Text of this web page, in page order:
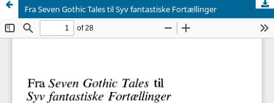
Fra Seven Gothic Tales til Syv fantastiske Fortællinger